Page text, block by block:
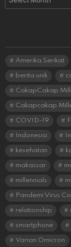
Amerika Serikat
berita unik
CakapCakap
Cakapcakap
COVID-19
Indonesia
kesehatan
makassar
millennials
Pandemi Virus
relationship
smartphone
Varian Omicron